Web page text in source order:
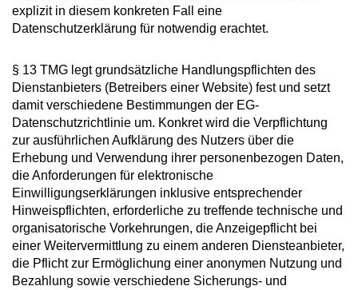
explizit in diesem konkreten Fall eine
Datenschutzerklärung für notwendig erachtet.
§ 13 TMG legt grundsätzliche Handlungspflichten des
Dienstanbieters (Betreibers einer Website) fest und setzt
damit verschiedene Bestimmungen der EG-
Datenschutzrichtlinie um. Konkret wird die Verpflichtung
zur ausführlichen Aufklärung des Nutzers über die
Erhebung und Verwendung ihrer personenbezogen Daten,
die Anforderungen für elektronische
Einwilligungserklärungen inklusive entsprechender
Hinweispflichten, erforderliche zu treffende technische und
organisatorische Vorkehrungen, die Anzeigepflicht bei
einer Weitervermittlung zu einem anderen Diensteanbieter,
die Pflicht zur Ermöglichung einer anonymen Nutzung und
Bezahlung sowie verschiedene Sicherungs- und